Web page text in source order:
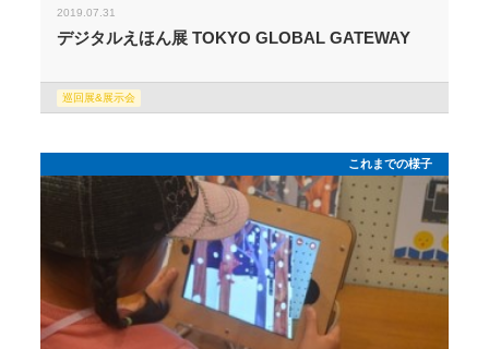
2019.07.31
デジタルえほん展 TOKYO GLOBAL GATEWAY
巡回展&展示会
これまでの様子